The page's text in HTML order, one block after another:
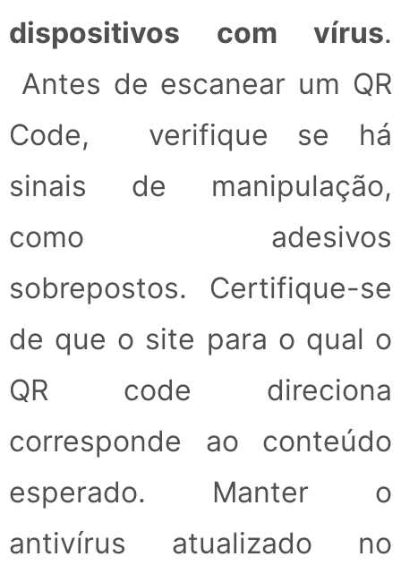
dispositivos com vírus.
Antes de escanear um QR
Code, verifique se há
sinais de manipulação,
como adesivos
sobrepostos. Certifique-se
de que o site para o qual o
QR code direciona
corresponde ao conteúdo
esperado. Manter o
antivírus atualizado no